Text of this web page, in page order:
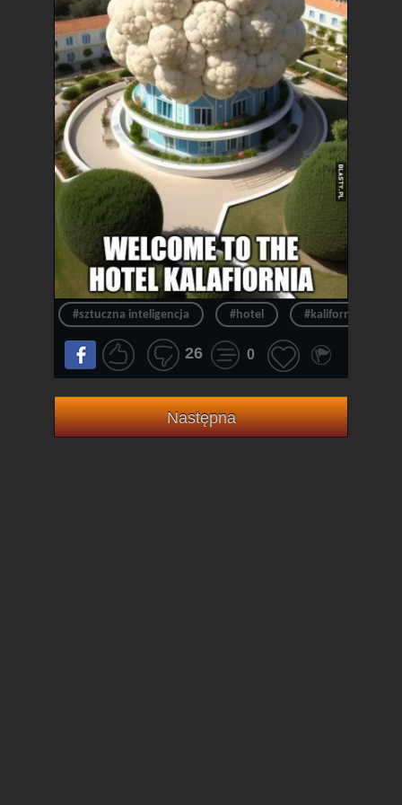
#sztuczna inteligencja #hotel #kalifornia
26 0
Następna